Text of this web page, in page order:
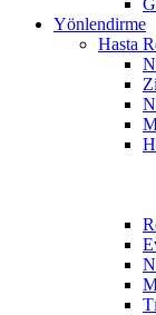
Yönlendirme
Hasta